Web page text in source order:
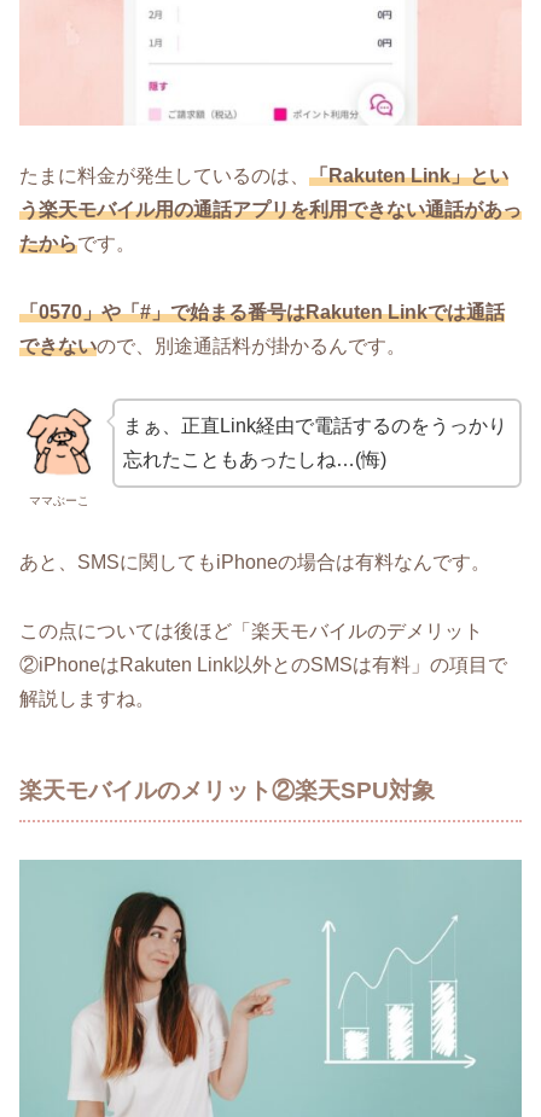
たまに料金が発生しているのは、 「Rakuten Link」とい
う楽天モバイル用の通話アプリを利用できない通話があっ
たからです。
「0570」や「#」で始まる番号はRakuten Linkでは通話
できないので、別途通話料が掛かるんです。
ママぶーこ
まぁ、正直Link経由で電話するのをうっかり
忘れたこともあったしね…(悔)
あと、SMSに関してもiPhoneの場合は有料なんです。
この点については後ほど「楽天モバイルのデメリット
②iPhoneはRakuten Link以外とのSMSは有料」の項目で
解説しますね。
楽天モバイルのメリット②楽天SPU対象